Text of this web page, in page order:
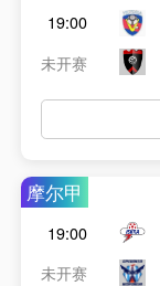
19:00
未开赛
摩尔甲
19:00
未开赛